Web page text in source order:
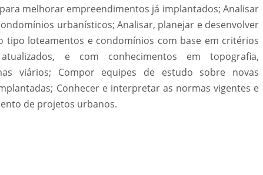
melhorar empreendimentos já implantados; Analisar
urbanísticos; Analisar, planejar e desenvolver
tipo loteamentos e condomínios com base em critérios
e com conhecimentos em topografia,
viários; Compor equipes de estudo sobre novas
Conhecer e interpretar as normas vigentes e
de projetos urbanos.